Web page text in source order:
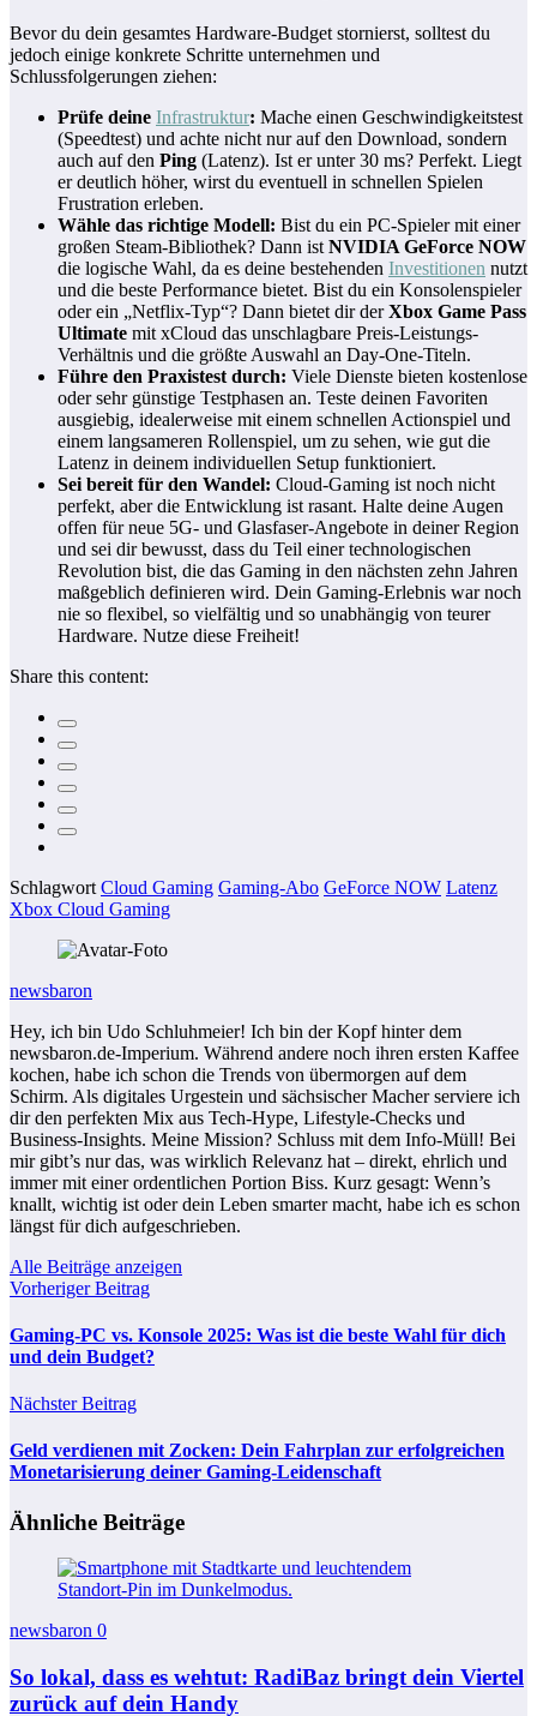
Bevor du dein gesamtes Hardware-Budget stornierst, solltest du
jedoch einige konkrete Schritte unternehmen und
Schlussfolgerungen ziehen:
Prüfe deine Infrastruktur: Mache einen Geschwindigkeitstest
(Speedtest) und achte nicht nur auf den Download, sondern
auch auf den Ping (Latenz). Ist er unter 30 ms? Perfekt. Liegt
er deutlich höher, wirst du eventuell in schnellen Spielen
Frustration erleben.
Wähle das richtige Modell: Bist du ein PC-Spieler mit einer
großen Steam-Bibliothek? Dann ist NVIDIA GeForce NOW
die logische Wahl, da es deine bestehenden Investitionen nutzt
und die beste Performance bietet. Bist du ein Konsolenspieler
oder ein „Netflix-Typ“? Dann bietet dir derXbox Game Pass
Ultimate mit xCloud das unschlagbare Preis-Leistungs-
Verhältnis und die größte Auswahl an Day-One-Titeln.
Führe den Praxistest durch: Viele Dienste bieten kostenlose
oder sehr günstige Testphasen an. Teste deinen Favoriten
ausgiebig, idealerweise mit einem schnellen Actionspiel und
einem langsameren Rollenspiel, um zu sehen, wie gut die
Latenz in deinem individuellen Setup funktioniert.
Sei bereit für den Wandel: Cloud-Gaming ist noch nicht
perfekt, aber die Entwicklung ist rasant. Halte deine Augen
offen für neue 5G- und Glasfaser-Angebote in deiner Region
und sei dir bewusst, dass du Teil einer technologischen
Revolution bist, die das Gaming in den nächsten zehn Jahren
maßgeblich definieren wird. Dein Gaming-Erlebnis war noch
nie so flexibel, so vielfältig und so unabhängig von teurer
Hardware. Nutze diese Freiheit!
Share this content:
Schlagwort Cloud Gaming Gaming-Abo GeForce NOW Latenz
Xbox Cloud Gaming
newsbaron
Hey, ich bin Udo Schluhmeier! Ich bin der Kopf hinter dem
newsbaron.de-Imperium. Während andere noch ihren ersten Kaffee
kochen, habe ich schon die Trends von übermorgen auf dem
Schirm. Als digitales Urgestein und sächsischer Macher serviere ich
dir den perfekten Mix aus Tech-Hype, Lifestyle-Checks und
Business-Insights. Meine Mission? Schluss mit dem Info-Müll! Bei
mir gibt’s nur das, was wirklich Relevanz hat – direkt, ehrlich und
immer mit einer ordentlichen Portion Biss. Kurz gesagt: Wenn’s
knallt, wichtig ist oder dein Leben smarter macht, habe ich es schon
längst für dich aufgeschrieben.
Alle Beiträge anzeigen
Vorheriger Beitrag
Gaming-PC vs. Konsole 2025: Was ist die beste Wahl für dich
und dein Budget?
Nächster Beitrag
Geld verdienen mit Zocken: Dein Fahrplan zur erfolgreichen
Monetarisierung deiner Gaming-Leidenschaft
Ähnliche Beiträge
newsbaron 0
So lokal, dass es wehtut: RadiBaz bringt dein Viertel
zurück auf dein Handy